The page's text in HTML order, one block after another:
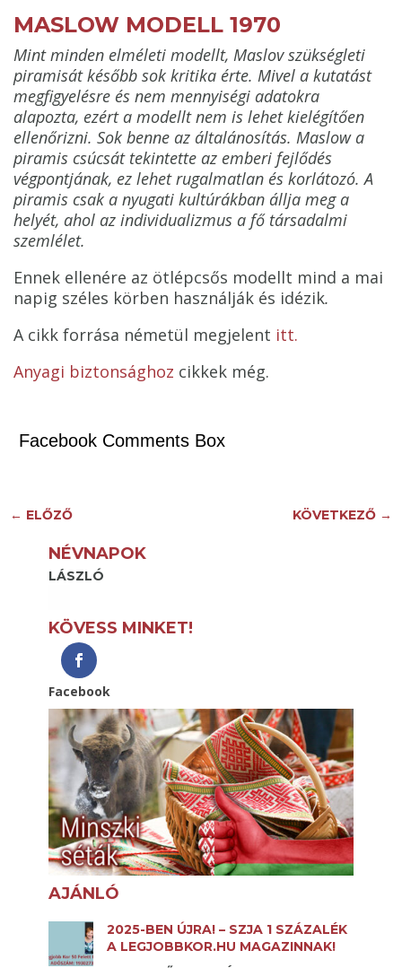
MASLOW MODELL 1970
Mint minden elméleti modellt, Maslov szükségleti
piramisát később sok kritika érte. Mivel a kutatást
megfigyelésre és nem mennyiségi adatokra
alapozta, ezért a modellt nem is lehet kielégítően
ellenőrizni. Sok benne az általánosítás. Maslow a
piramis csúcsát tekintette az emberi fejlődés
végpontjának, ez lehet rugalmatlan és korlátozó. A
piramis csak a nyugati kultúrákban állja meg a
helyét, ahol az individualizmus a fő társadalmi
szemlélet.
Ennek ellenére az ötlépcsős modellt mind a mai
napig széles körben használják és idézik.
A cikk forrása németül megjelent itt.
Anyagi biztonsághoz cikkek még.
Facebook Comments Box
← ELŐZŐ KÖVETKEZŐ→
NÉVNAPOK
LÁSZLÓ
KÖVESS MINKET!
Facebook
AJÁNLÓ
2025-BEN ÚJRA! – SZJA 1 SZÁZALÉK
A LEGJOBBKOR.HU MAGAZINNAK!